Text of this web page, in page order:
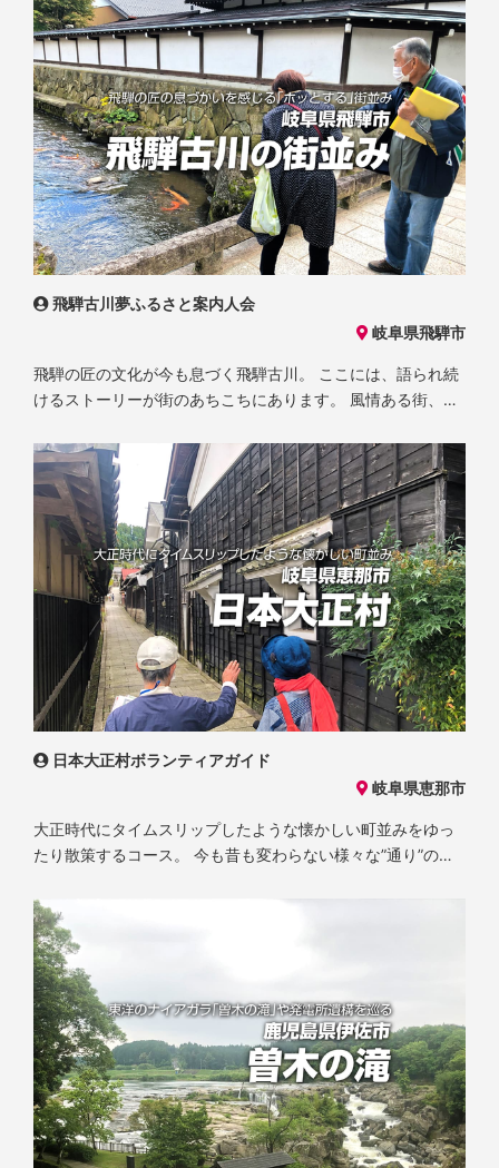
路標識等、新旧入り混じった「にぎやかな過疎の町」を案内
します。 「あわえ」とは、こちらでの方言で集落の狭い路地
の事です。 毎週土曜日13時30分から、オンラインガイドもお
こなっています。
飛騨古川夢ふるさと案内人会
岐阜県飛騨市
飛騨の匠の文化が今も息づく飛騨古川。 ここには、語られ続
けるストーリーが街のあちこちにあります。 風情ある街、飛
民がとても大切にしている、年に一度の古川祭、そして三寺
まいり。 どれもこれも、街の中のふとしたところに存在しま
す。 さぁ、案内人の物語に誘われて、タイムスリップしたよ
うな飛騨古川で夢のひとときを。
日本大正村ボランティアガイド
岐阜県恵那市
大正時代にタイムスリップしたような懐かしい町並みをゆっ
たり散策するコース。 今も昔も変わらない様々な”通り”の散
やお店をガイドと一緒に巡りませんか。